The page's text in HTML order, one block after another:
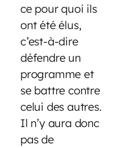
ce pour quoi ils
ont été élus,
c’est-à-dire
défendre un
programme et
se battre contre
celui des autres.
Il n’y aura donc
pas de